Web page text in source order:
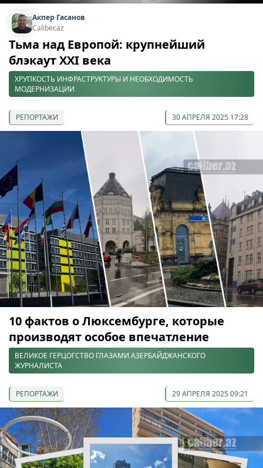
Акпер Гасанов
Caliber.az
Тьма над Европой: крупнейший
блэкаут XXI века
ХРУПКОСТЬ ИНФРАСТРУКТУРЫ И НЕОБХОДИМОСТЬ
МОДЕРНИЗАЦИИ
РЕПОРТАЖИ 30 АПРЕЛЯ 2025 17:28
10 фактов о Люксембурге, которые
производят особое впечатление
ВЕЛИКОЕ ГЕРЦОГСТВО ГЛАЗАМИ АЗЕРБАЙДЖАНСКОГО
ЖУРНАЛИСТА
РЕПОРТАЖИ 29 АПРЕЛЯ 2025 09:21